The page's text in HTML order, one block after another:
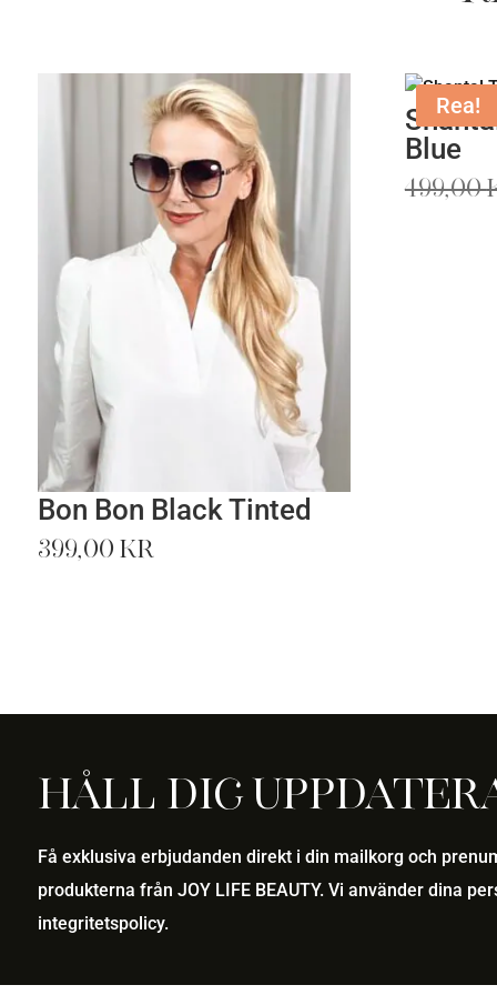
Bon Bon Black Tinted
399,00 kr
Rea!
Blue
499,00
Håll dig
Få exklusiva erbjudanden direkt i din mailkorg och
produkterna från JOY LIFE BEAUTY. Vi använder dina
integritetspolicy.